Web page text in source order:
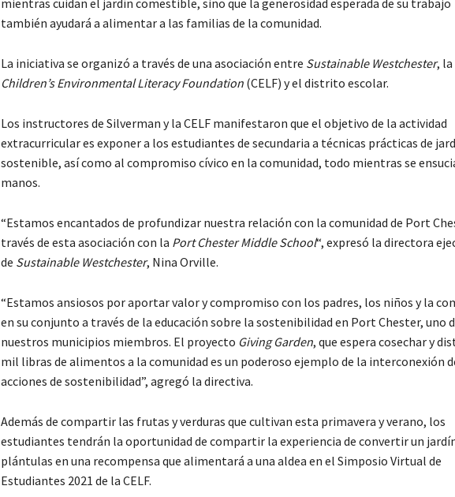
mientras cuidan el jardín comestible, sino que la generosidad esperada de su trabajo
también ayudará a alimentar a las familias de la comunidad.
La iniciativa se organizó a través de una asociación entre Sustainable Westchester, la
Children’s Environmental Literacy Foundation(CELF) y el distrito escolar.
Los instructores de Silverman y la CELF manifestaron que el objetivo de la actividad
extracurricular es exponer a los estudiantes de secundaria a técnicas prácticas de
sostenible, así como al compromiso cívico en la comunidad, todo mientras se
manos.
“Estamos encantados de profundizar nuestra relación con la comunidad de Port
través de esta asociación con la Port Chester Middle School“, expresó la directora
de Sustainable Westchester, Nina Orville.
“Estamos ansiosos por aportar valor y compromiso con los padres, los niños y la
en su conjunto a través de la educación sobre la sostenibilidad en Port Chester, uno
nuestros municipios miembros. El proyecto Giving Garden, que espera cosechar y
mil libras de alimentos a la comunidad es un poderoso ejemplo de la interconexión
acciones de sostenibilidad”, agregó la directiva.
Además de compartir las frutas y verduras que cultivan esta primavera y verano, los
estudiantes tendrán la oportunidad de compartir la experiencia de convertir un
plántulas en una recompensa que alimentará a una aldea en el Simposio Virtual de
Estudiantes 2021 de la CELF.